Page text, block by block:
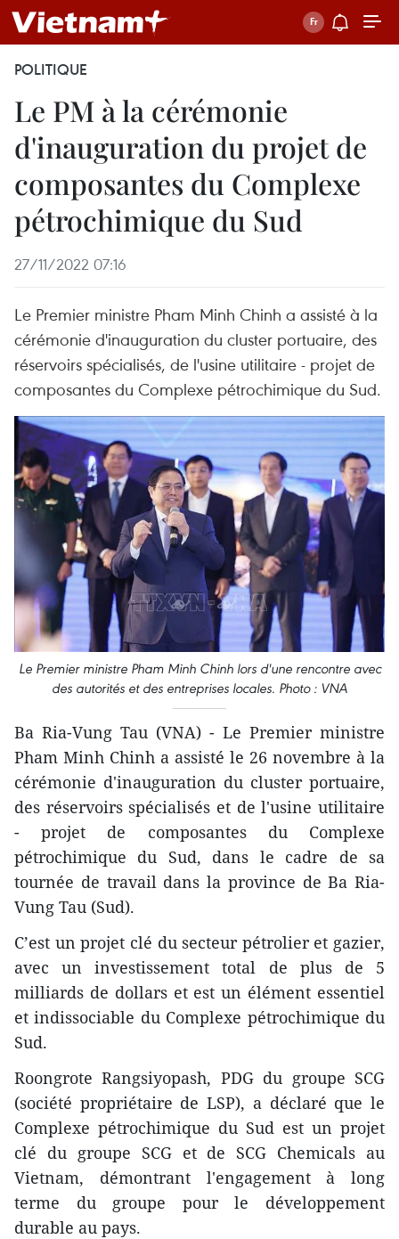
POLITIQUE
Le PM à la cérémonie
d'inauguration du projet de
composantes du Complexe
pétrochimique du Sud
27/11/2022 07:16
Le Premier ministre Pham Minh Chinh a assisté à la
cérémonie d'inauguration du cluster portuaire, des
réservoirs spécialisés, de l'usine utilitaire - projet de
composantes du Complexe pétrochimique du Sud.
Le Premier ministre Pham Minh Chinh lors d'une rencontre avec
des autorités et des entreprises locales. Photo : VNA
Ba Ria-Vung Tau (VNA) - Le Premier ministre
Pham Minh Chinh a assisté le 26 novembre à la
cérémonie d'inauguration du cluster portuaire,
des réservoirs spécialisés et de l'usine utilitaire
- projet de composantes du Complexe
pétrochimique du Sud, dans le cadre de sa
tournée de travail dans la province de Ba Ria-
Vung Tau (Sud).
C’est un projet clé du secteur pétrolier et gazier,
avec un investissement total de plus de 5
milliards de dollars et est un élément essentiel
et indissociable du Complexe pétrochimique du
Sud.
Roongrote Rangsiyopash, PDG du groupe SCG
(société propriétaire de LSP), a déclaré que le
Complexe pétrochimique du Sud est un projet
clé du groupe SCG et de SCG Chemicals au
Vietnam, démontrant l'engagement à long
terme du groupe pour le développement
durable au pays.